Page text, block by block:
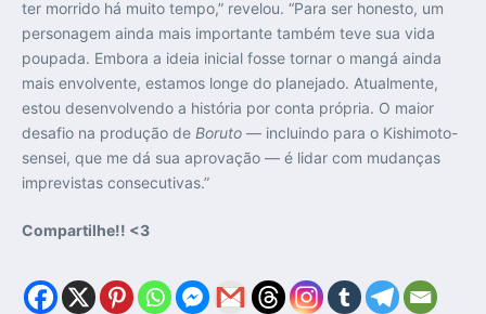
ter morrido há muito tempo,” revelou. “Para ser honesto, um
personagem ainda mais importante também teve sua vida
poupada. Embora a ideia inicial fosse tornar o mangá ainda
mais envolvente, estamos longe do planejado. Atualmente,
estou desenvolvendo a história por conta própria. O maior
desafio na produção de Boruto — incluindo para o Kishimoto-
sensei, que me dá sua aprovação — é lidar com mudanças
imprevistas consecutivas.”
Compartilhe!! <3